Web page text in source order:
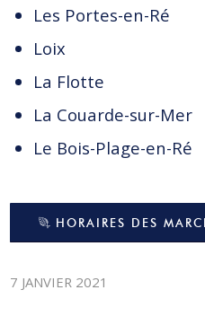
Les Portes-en-Ré
Loix
La Flotte
La Couarde-sur-Mer
Le Bois-Plage-en-Ré
HORAIRES DES
7 JANVIER 2021